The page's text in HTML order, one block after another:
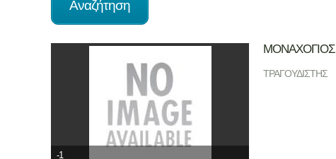
-1
ΜΟΝΑΧΟΓΙΟΣ
ΤΡΑΓΟΥΔΙΣΤΗΣ